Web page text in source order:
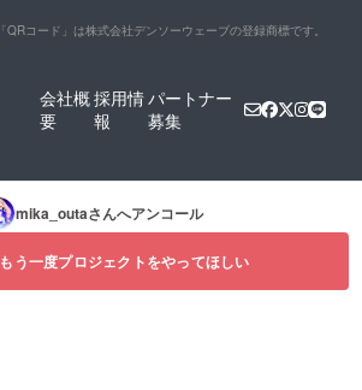
「QRコード」は株式会社デンソーウェーブの登録商標です。
会社概
要
採用情
報
パートナー
募集
mika_outaさんへアンコール
もう一度プロジェクトをやってほしい